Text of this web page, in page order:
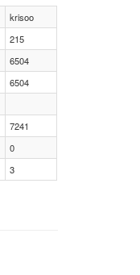
krisoo
215
6504
6504
7241
0
3